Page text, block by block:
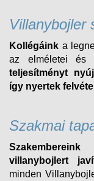
Villanybojler
Kollégáink a
az elméletei és
teljesítményt
így nyertek
Szakmai
villanybojlert
minden